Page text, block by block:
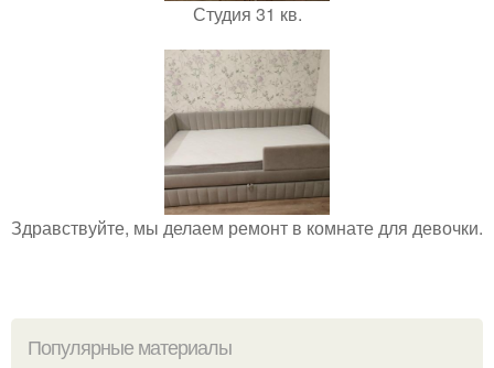
Студия 31 кв.
Здравствуйте, мы делаем ремонт в комнате для девочки.
Популярные материалы